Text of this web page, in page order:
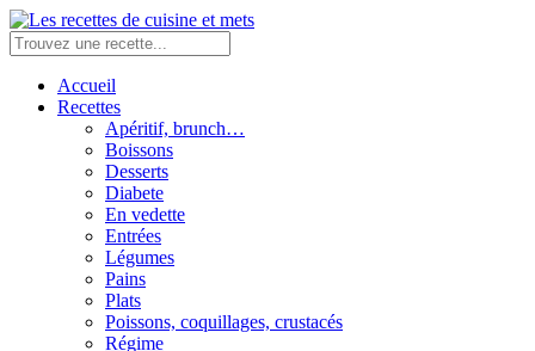
Accueil
Recettes
Apéritif, brunch…
Boissons
Desserts
Diabete
En vedette
Entrées
Légumes
Pains
Plats
Poissons, coquillages, crustacés
Régime